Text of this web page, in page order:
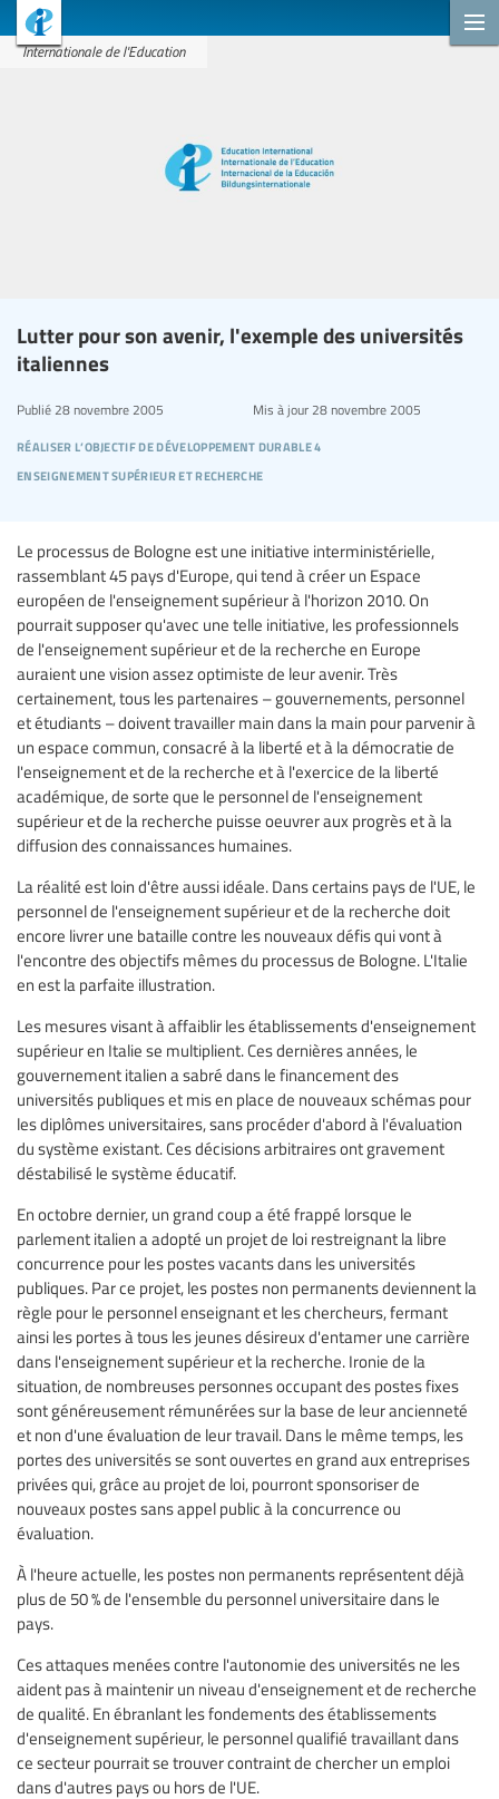
Internationale de l'Education
Lutter pour son avenir, l'exemple des universités
italiennes
réaliser l’objectif de développement durable 4
enseignement supérieur et recherche
Publié 28 novembre 2005 Mis à jour28 novembre 2005
Le processus de Bologne est une initiative interministérielle,
rassemblant 45 pays d'Europe, qui tend à créer un Espace
européen de l'enseignement supérieur à l'horizon 2010. On
pourrait supposer qu'avec une telle initiative, les professionnels
de l'enseignement supérieur et de la recherche en Europe
auraient une vision assez optimiste de leur avenir. Très
certainement, tous les partenaires – gouvernements, personnel
et étudiants – doivent travailler main dans la main pour parvenir à
un espace commun, consacré à la liberté et à la démocratie de
l'enseignement et de la recherche et à l'exercice de la liberté
académique, de sorte que le personnel de l'enseignement
supérieur et de la recherche puisse oeuvrer aux progrès et à la
diffusion des connaissances humaines.
La réalité est loin d'être aussi idéale. Dans certains pays de l'UE, le
personnel de l'enseignement supérieur et de la recherche doit
encore livrer une bataille contre les nouveaux défis qui vont à
l'encontre des objectifs mêmes du processus de Bologne. L'Italie
en est la parfaite illustration.
Les mesures visant à affaiblir les établissements d'enseignement
supérieur en Italie se multiplient. Ces dernières années, le
gouvernement italien a sabré dans le financement des
universités publiques et mis en place de nouveaux schémas pour
les diplômes universitaires, sans procéder d'abord à l'évaluation
du système existant. Ces décisions arbitraires ont gravement
déstabilisé le système éducatif.
En octobre dernier, un grand coup a été frappé lorsque le
parlement italien a adopté un projet de loi restreignant la libre
concurrence pour les postes vacants dans les universités
publiques. Par ce projet, les postes non permanents deviennent la
règle pour le personnel enseignant et les chercheurs, fermant
ainsi les portes à tous les jeunes désireux d'entamer une carrière
dans l'enseignement supérieur et la recherche. Ironie de la
situation, de nombreuses personnes occupant des postes fixes
sont généreusement rémunérées sur la base de leur ancienneté
et non d'une évaluation de leur travail. Dans le même temps, les
portes des universités se sont ouvertes en grand aux entreprises
privées qui, grâce au projet de loi, pourront sponsoriser de
nouveaux postes sans appel public à la concurrence ou
évaluation.
À l'heure actuelle, les postes non permanents représentent déjà
plus de 50 % de l'ensemble du personnel universitaire dans le
pays.
Ces attaques menées contre l'autonomie des universités ne les
aident pas à maintenir un niveau d'enseignement et de recherche
de qualité. En ébranlant les fondements des établissements
d'enseignement supérieur, le personnel qualifié travaillant dans
ce secteur pourrait se trouver contraint de chercher un emploi
dans d'autres pays ou hors de l'UE.